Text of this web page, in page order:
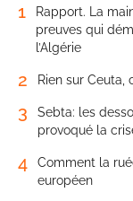
1
Rapport. La
preuves qui
l’Algérie
2 Rien sur Ceuta,
3
Sebta: les
provoqué la
4
Comment la
européen